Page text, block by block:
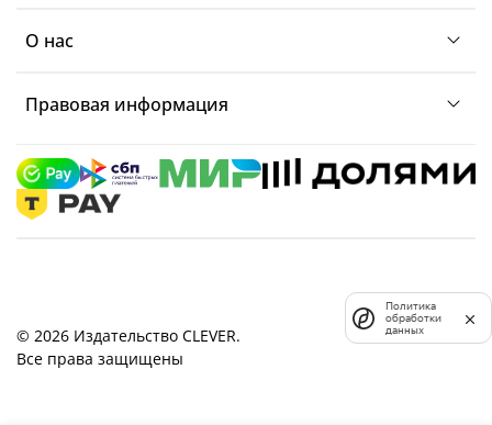
О нас
Правовая информация
© 2026 Издательство CLEVER.
Все права защищены
Политика
обработки
данных